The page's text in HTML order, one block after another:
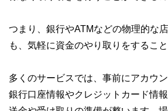
つまり、銀行やATMなどの物理的な
も、気軽に資金のやり取りをするこ
多くのサービスでは、事前にアカウ
銀行口座情報やクレジットカード情